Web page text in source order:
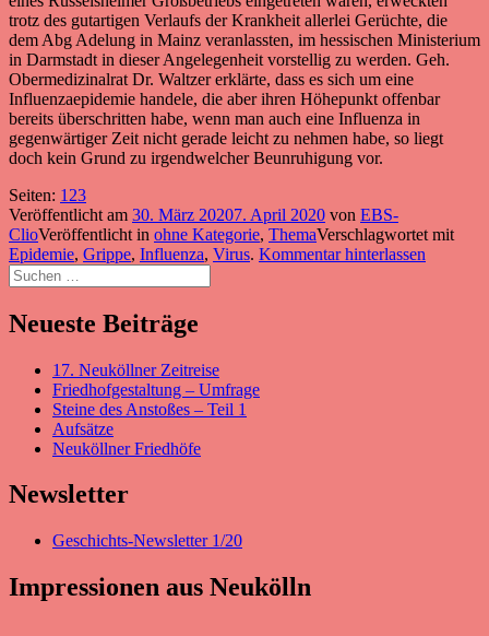
trotz des gutartigen Verlaufs der Krankheit allerlei Gerüchte, die
dem Abg Adelung in Mainz veranlassten, im hessischen Ministerium
in Darmstadt in dieser Angelegenheit vorstellig zu werden. Geh.
Obermedizinalrat Dr. Waltzer erklärte, dass es sich um eine
Influenzaepidemie handele, die aber ihren Höhepunkt offenbar
bereits überschritten habe, wenn man auch eine Influenza in
gegenwärtiger Zeit nicht gerade leicht zu nehmen habe, so liegt
doch kein Grund zu irgendwelcher Beunruhigung vor.
Seiten: Seite
1 ,Seite
2,Seite
3
Veröffentlicht am 30. März 20207. April 2020 von EBS-
ClioVeröffentlicht in ohne Kategorie, ThemaVerschlagwortet mit
Epidemie, Grippe, Influenza, Virus. Kommentar hinterlassen
Suchen
nach:
Neueste Beiträge
17. Neuköllner Zeitreise
Friedhofgestaltung – Umfrage
Steine des Anstoßes – Teil 1
Aufsätze
Neuköllner Friedhöfe
Newsletter
Geschichts-Newsletter 1/20
Impressionen aus Neukölln